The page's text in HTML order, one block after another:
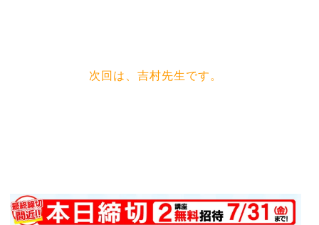
次回は、吉村先生です。